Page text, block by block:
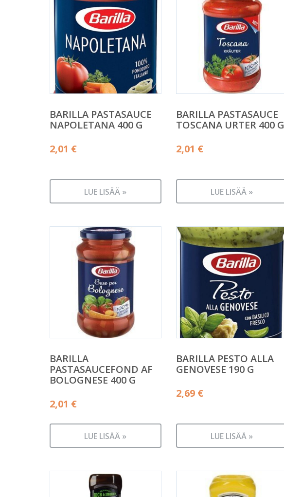
BARILLA PASTASAUCE
NAPOLETANA 400 G
2,01 €
LUE LISÄÄ »
BARILLA PASTASAUCE
TOSCANA URTER 400 G
2,01 €
LUE LISÄÄ »
BARILLA
PASTASAUCEFOND AF
BOLOGNESE 400 G
2,01 €
LUE LISÄÄ »
BARILLA PESTO ALLA
GENOVESE 190 G
2,69 €
LUE LISÄÄ »